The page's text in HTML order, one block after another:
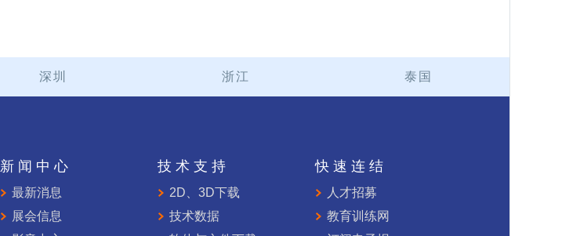
深圳 浙江 泰国
新闻中心
最新消息
展会信息
技术支持
2D、3D下载
技术数据
快速连结
人才招募
教育训练网